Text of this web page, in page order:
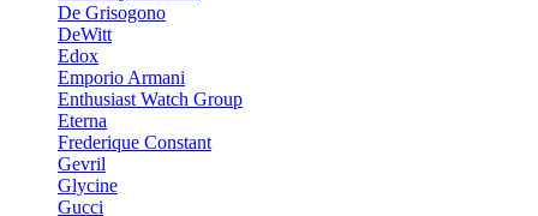
De Grisogono
DeWitt
Edox
Emporio Armani
Enthusiast Watch Group
Eterna
Frederique Constant
Gevril
Glycine
Gucci